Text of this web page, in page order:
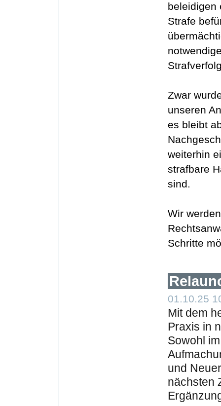
beleidigen
Strafe
Zwar
unseren
es bleibt
weiterhin
strafbare
sind.
Wir
Schritte
01.10.25
Mit dem
Praxis in
Sowohl
und
nächsten